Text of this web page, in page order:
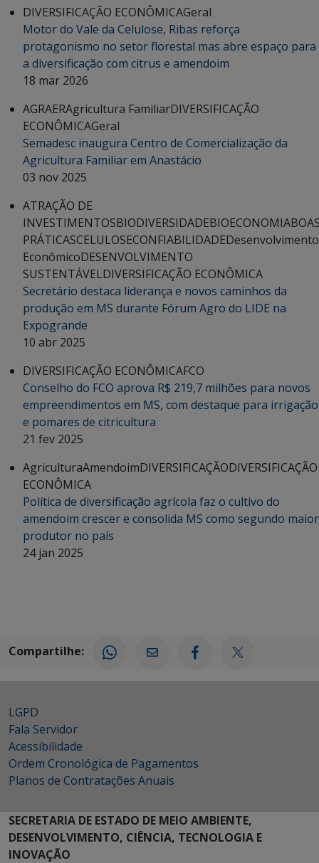
DIVERSIFICAÇÃO ECONÔMICAGeral
Motor do Vale da Celulose, Ribas reforça
protagonismo no setor florestal mas abre espaço para
a diversificação com citrus e amendoim
18 mar 2026
AGRAERAgricultura FamiliarDIVERSIFICAÇÃO
ECONÔMICAGeral
Semadesc inaugura Centro de Comercialização da
Agricultura Familiar em Anastácio
03 nov 2025
ATRAÇÃO DE
INVESTIMENTOSBIODIVERSIDADEBIOECONOMIA
PRÁTICASCELULOSECONFIABILIDADEDesenvolvimento
EconômicoDESENVOLVIMENTO
SUSTENTÁVELDIVERSIFICAÇÃO ECONÔMICA
Secretário destaca liderança e novos caminhos da
produção em MS durante Fórum Agro do LIDE na
Expogrande
10 abr 2025
DIVERSIFICAÇÃO ECONÔMICAFCO
Conselho do FCO aprova R$ 219,7 milhões para novos
empreendimentos em MS, com destaque para irrigação
e pomares de citricultura
21 fev 2025
AgriculturaAmendoimDIVERSIFICAÇÃODIVERSIFICAÇÃO
ECONÔMICA
Política de diversificação agrícola faz o cultivo do
amendoim crescer e consolida MS como segundo maior
produtor no país
24 jan 2025
Compartilhe:
LGPD
Fala Servidor
Acessibilidade
Ordem Cronológica de Pagamentos
Planos de Contratações Anuais
SECRETARIA DE ESTADO DE MEIO AMBIENTE,
DESENVOLVIMENTO, CIÊNCIA, TECNOLOGIA E
INOVAÇÃO